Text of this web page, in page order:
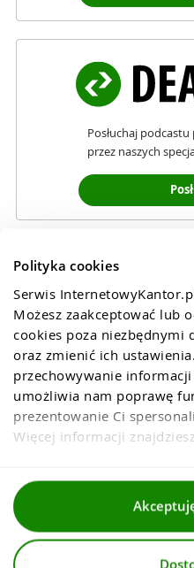
Polityka cookies
Serwis
Możesz zaakceptować lub
cookies poza niezbędnymi
oraz zmienić ich
przechowywanie
umożliwia nam poprawę
prezentowanie Ci
Więcej informacji
Posłuchaj
przez naszych